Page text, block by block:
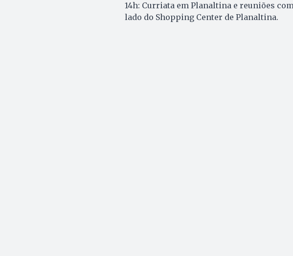
14h: Curriata em Planaltina e reuniões
lado do Shopping Center de Planaltina.